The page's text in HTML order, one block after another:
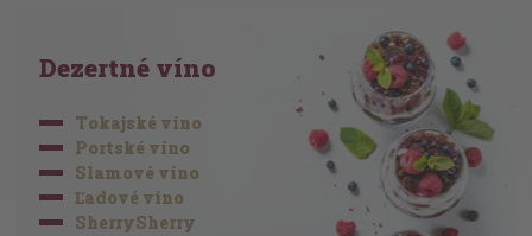
Dezertné víno
Tokajské víno
Portské víno
Slamové víno
Ľadové víno
SherrySherry